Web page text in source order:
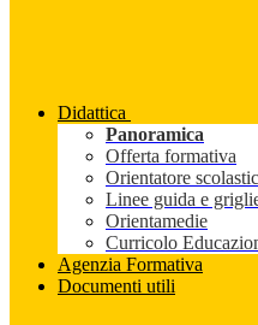
Didattica
Panoramica
Offerta formativa
Orientatore
Linee guida e
Orientamedie
Curricolo
Agenzia Formativa
Documenti utili